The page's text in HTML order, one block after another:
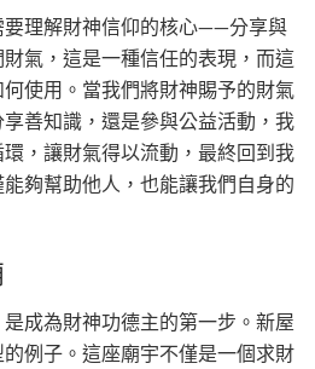
要理解財神信仰的核心——分享與
氣，這是一種信任的表現，而這
使用。當我們將財神賜予的財氣
善知識，還是參與公益活動，我
，讓財氣得以流動，最終回到我
夠幫助他人，也能讓我們自身的
成為財神功德主的第一步。新屋
例子。這座廟宇不僅是一個求財